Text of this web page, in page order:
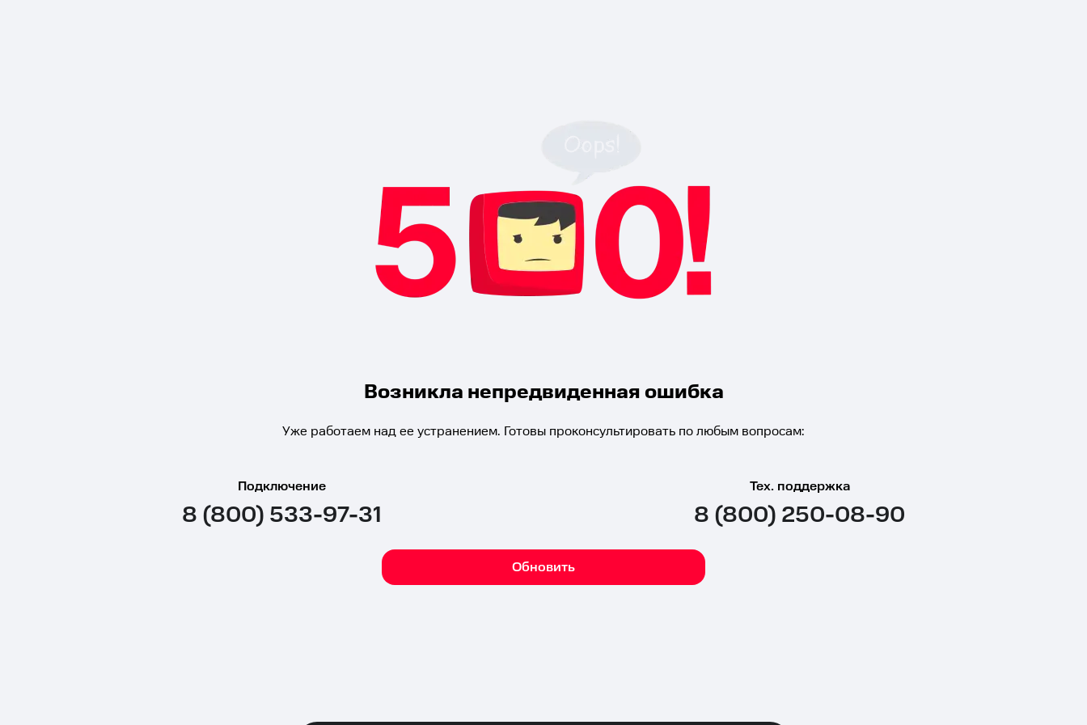
Возникла непредвиденная ошибка
Уже работаем над ее устранением. Готовы проконсультировать по любым вопросам:
Подключение
8 (800) 533-97-31
Тех. поддержка
8 (800) 250-08-90
Обновить